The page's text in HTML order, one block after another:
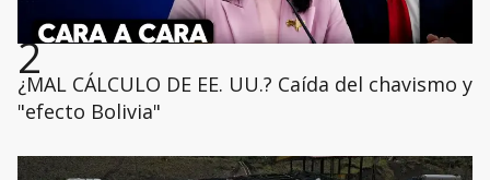
2
¿MAL CÁLCULO DE EE. UU.? Caída del chavismo y
"efecto Bolivia"